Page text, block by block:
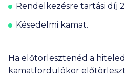
Rendelkezésre tartási díj
Késedelmi kamat.
Ha előtörlesztenéd a
kamatfordulókor